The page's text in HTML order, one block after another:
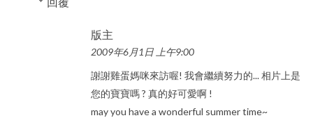
版主
2009年6月1日 上午9:00
謝謝雞蛋媽咪來訪喔! 我會繼續努力的... 相片上是
您的寶寶嗎 ? 真的好可愛啊 !
may you have a wonderful summer time~